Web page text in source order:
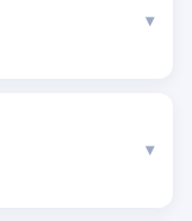
▾
▾